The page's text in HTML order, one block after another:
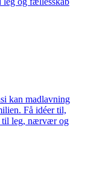
kan madlavning
Få idéer til,
til leg, nærvær og